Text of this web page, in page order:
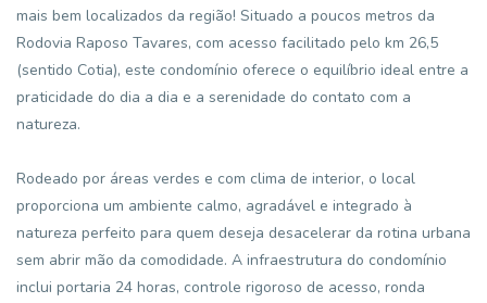
mais bem localizados da região! Situado a poucos metros da
Rodovia Raposo Tavares, com acesso facilitado pelo km 26,5
(sentido Cotia), este condomínio oferece o equilíbrio ideal entre a
praticidade do dia a dia e a serenidade do contato com a
natureza.
Rodeado por áreas verdes e com clima de interior, o local
proporciona um ambiente calmo, agradável e integrado à
natureza perfeito para quem deseja desacelerar da rotina urbana
sem abrir mão da comodidade. A infraestrutura do condomínio
inclui portaria 24 horas, controle rigoroso de acesso, ronda